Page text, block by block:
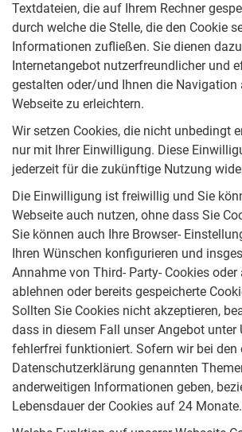
Textdateien, die auf Ihrem Rechner
durch welche die Stelle, die den Cookie
Informationen zufließen. Sie dienen
Internetangebot nutzerfreundlicher und
gestalten oder/und Ihnen die Navigation
Webseite zu erleichtern.
Wir setzen Cookies, die nicht unbedingt
nur mit Ihrer Einwilligung. Diese
jederzeit für die zukünftige Nutzung
Die Einwilligung ist freiwillig und Sie
Webseite auch nutzen, ohne dass Sie
Sie können auch Ihre Browser-
Ihren Wünschen konfigurieren und
Annahme von Third- Party- Cookies oder
ablehnen oder bereits gespeicherte
Sollten Sie Cookies nicht akzeptieren,
dass in diesem Fall unser Angebot unter
fehlerfrei funktioniert. Sofern wir bei den
Datenschutzerklärung genannten
anderweitigen Informationen geben,
Lebensdauer der Cookies auf 24 Monate.